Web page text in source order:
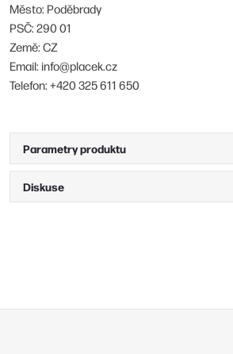
Město: Poděbrady
PSČ: 290 01
Země: CZ
Email: info@placek.cz
Telefon: +420 325 611 650
Parametry produktu
Diskuse